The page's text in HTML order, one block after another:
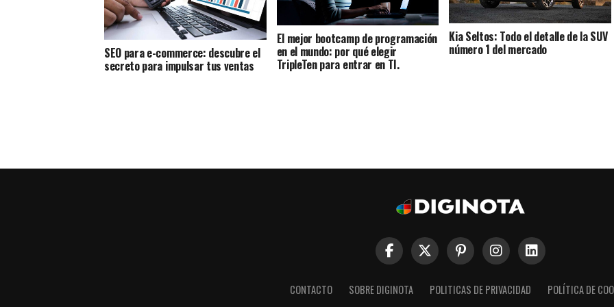
SEO para e-commerce: descubre el
secreto para impulsar tus ventas
El mejor bootcamp de programación
en el mundo: por qué elegir
TripleTen para entrar en TI.
Kia Seltos: Todo el detalle de la SUV
número 1 del mercado
CONTACTO SOBRE DIGINOTA POLITICAS DE PRIVACIDAD POLÍTICA DE